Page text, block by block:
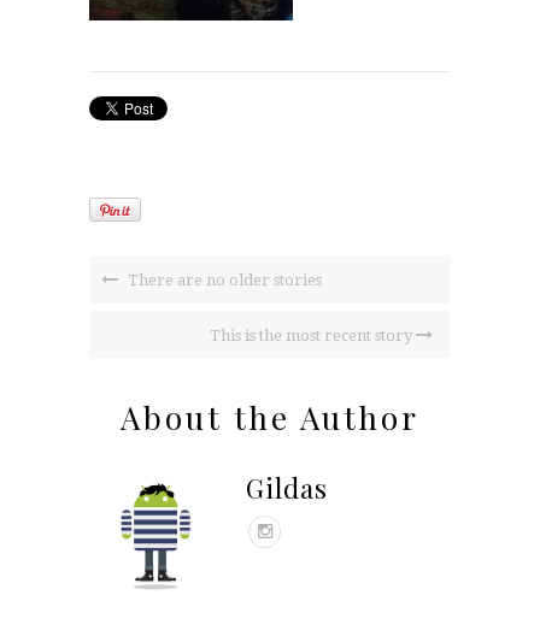
There are no older stories
This is the most recent story
About the Author
Gildas